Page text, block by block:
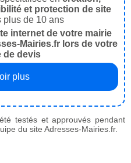
et protection de site
plus de 10 ans
internet de votre mairie
Mairies.fr lors de votre
de devis
plus
testés et approuvés pendant
du site Adresses-Mairies.fr.